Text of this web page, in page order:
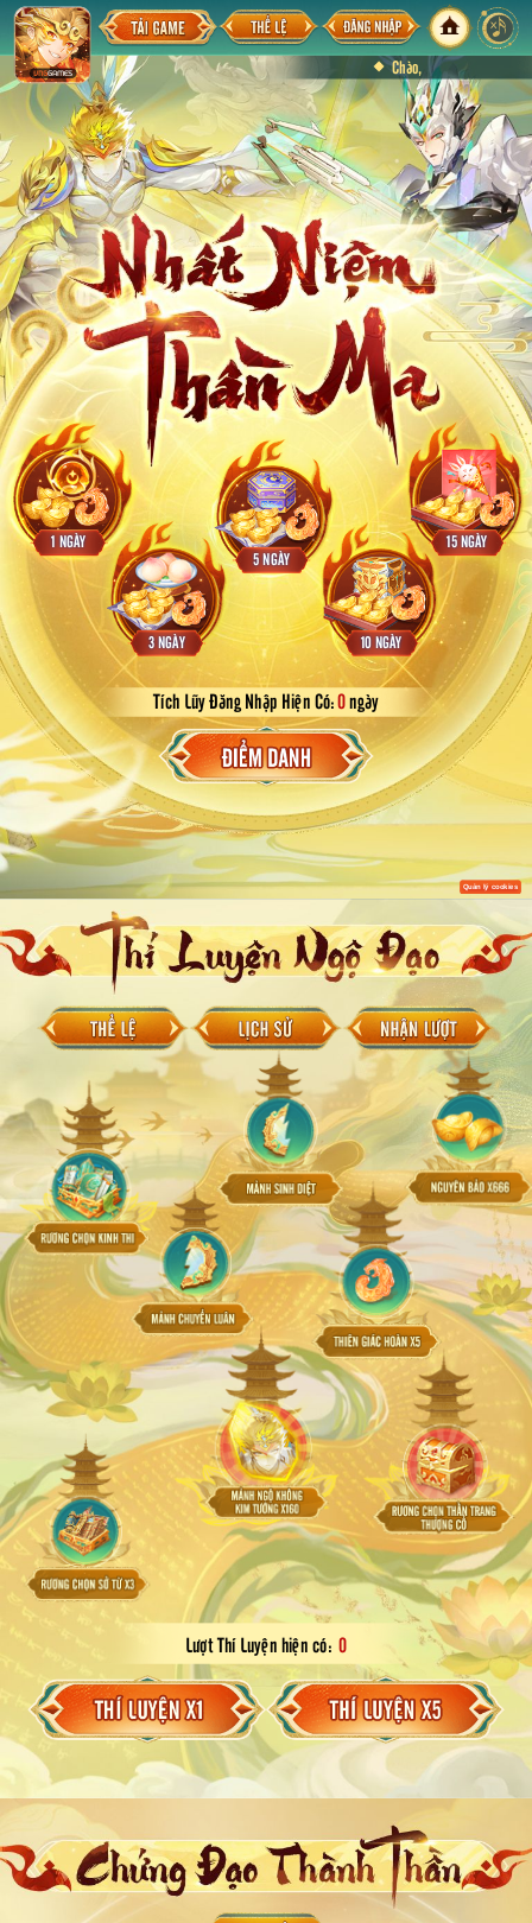
Lượt Thí Luyện hiện có: 0